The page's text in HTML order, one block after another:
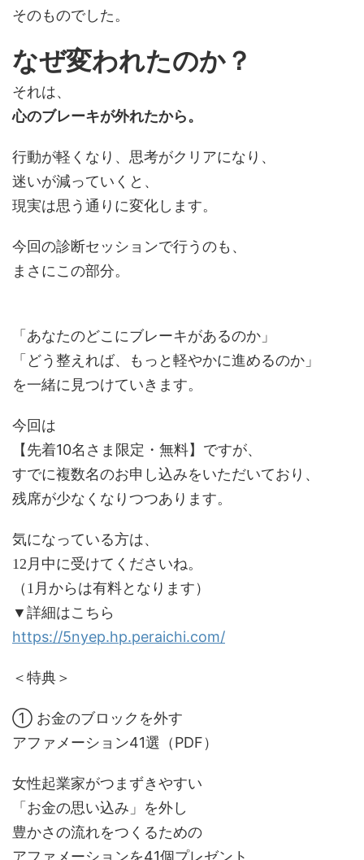
そのものでした。
なぜ変われたのか？
それは、
心のブレーキが外れたから。
行動が軽くなり、思考がクリアになり、
迷いが減っていくと、
現実は思う通りに変化します。
今回の診断セッションで行うのも、
まさにこの部分。
「あなたのどこにブレーキがあるのか」
「どう整えれば、もっと軽やかに進めるのか」
を一緒に見つけていきます。
今回は
【先着10名さま限定・無料】ですが、
すでに複数名のお申し込みをいただいており、
残席が少なくなりつつあります。
気になっている方は、
12月中に受けてくださいね。
（1月からは有料となります）
▼詳細はこちら
https://5nyep.hp.peraichi.com/
＜特典＞
① お金のブロックを外す
アファメーション41選（PDF）
女性起業家がつまずきやすい
「お金の思い込み」を外し
豊かさの流れをつくるための
アファメーションを41個プレゼント